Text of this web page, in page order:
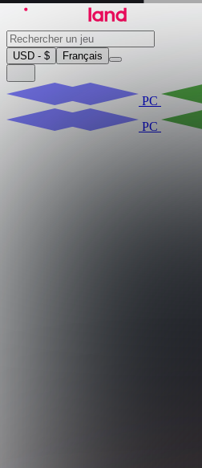
USD - $ Français
PC
PC